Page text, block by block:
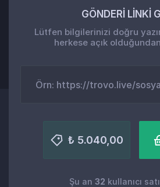
GÖNDERİ LİNKİ
Lütfen bilgilerinizi doğru
herkese açık
₺ 5.040,00
Şu an 32 kullanıcı